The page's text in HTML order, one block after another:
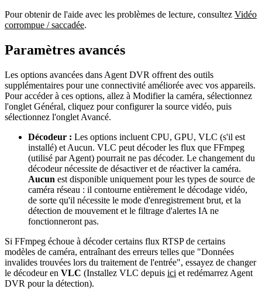
Pour obtenir de l'aide avec les problèmes de lecture, consultez Vidéo
corrompue / saccadée.
Paramètres avancés
Les options avancées dans Agent DVR offrent des outils
supplémentaires pour une connectivité améliorée avec vos appareils.
Pour accéder à ces options, allez à Modifier la caméra, sélectionnez
l'onglet Général, cliquez pour configurer la source vidéo, puis
sélectionnez l'onglet Avancé.
Décodeur : Les options incluent CPU, GPU, VLC (s'il est
installé) et Aucun. VLC peut décoder les flux que FFmpeg
(utilisé par Agent) pourrait ne pas décoder. Le changement du
décodeur nécessite de désactiver et de réactiver la caméra.
Aucun est disponible uniquement pour les types de source de
caméra réseau : il contourne entièrement le décodage vidéo,
de sorte qu'il nécessite le mode d'enregistrement brut, et la
détection de mouvement et le filtrage d'alertes IA ne
fonctionneront pas.
Si FFmpeg échoue à décoder certains flux RTSP de certains
modèles de caméra, entraînant des erreurs telles que "Données
invalides trouvées lors du traitement de l'entrée", essayez de changer
le décodeur en VLC (Installez VLC depuis ici et redémarrez Agent
DVR pour la détection).